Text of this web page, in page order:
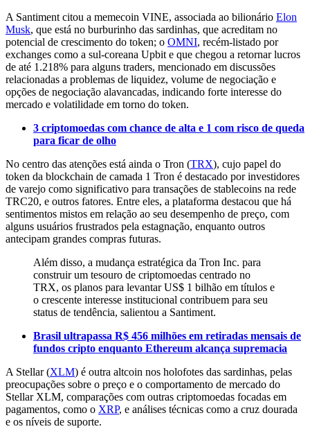
A Santiment citou a memecoin VINE, associada ao bilionário Elon
Musk, que está no burburinho das sardinhas, que acreditam no
potencial de crescimento do token; o OMNI, recém-listado por
exchanges como a sul-coreana Upbit e que chegou a retornar lucros
de até 1.218% para alguns traders, mencionado em discussões
relacionadas a problemas de liquidez, volume de negociação e
opções de negociação alavancadas, indicando forte interesse do
mercado e volatilidade em torno do token.
3 criptomoedas com chance de alta e 1 com risco de queda
para ficar de olho
No centro das atenções está ainda o Tron (TRX), cujo papel do
token da blockchain de camada 1 Tron é destacado por investidores
de varejo como significativo para transações de stablecoins na rede
TRC20, e outros fatores. Entre eles, a plataforma destacou que há
sentimentos mistos em relação ao seu desempenho de preço, com
alguns usuários frustrados pela estagnação, enquanto outros
antecipam grandes compras futuras.
Além disso, a mudança estratégica da Tron Inc. para
construir um tesouro de criptomoedas centrado no
TRX, os planos para levantar US$ 1 bilhão em títulos e
o crescente interesse institucional contribuem para seu
status de tendência, salientou a Santiment.
Brasil ultrapassa R$ 456 milhões em retiradas mensais de
fundos cripto enquanto Ethereum alcança supremacia
A Stellar (XLM) é outra altcoin nos holofotes das sardinhas, pelas
preocupações sobre o preço e o comportamento de mercado do
Stellar XLM, comparações com outras criptomoedas focadas em
pagamentos, como o XRP, e análises técnicas como a cruz dourada
e os níveis de suporte.